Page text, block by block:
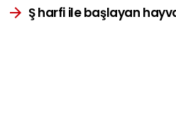
Ş harfi ile başlayan